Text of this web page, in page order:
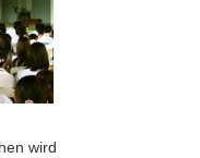
wird